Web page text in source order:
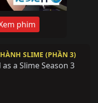
phim
SLIME (PHẦN 3)
a Slime Season 3